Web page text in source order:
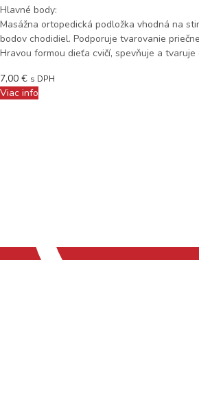
Hlavné body:
Masážna ortopedická podložka vhodná na
bodov chodidiel. Podporuje tvarovanie
Hravou formou dieťa cvičí, spevňuje a tvaruje
7,00 € s DPH
Viac info